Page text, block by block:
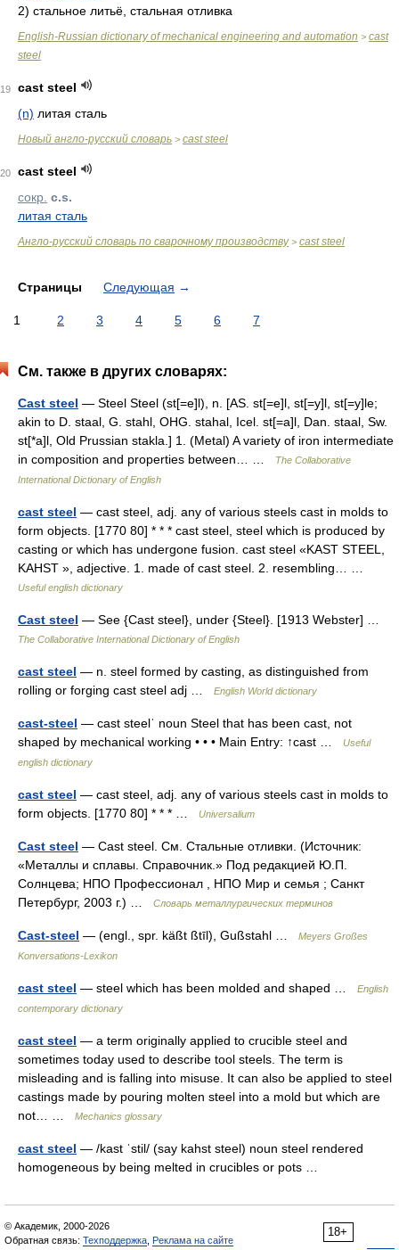
2) стальное литьё, стальная отливка
English-Russian dictionary of mechanical engineering and automation > cast
steel
19
cast steel
(n) литая сталь
Новый англо-русский словарь > cast steel
20
cast steel
сокр. c.s.
литая сталь
Англо-русский словарь по сварочному производству> cast steel
Страницы Следующая →
1 2 3 4 5 6 7
См. также в других словарях:
Cast steel — Steel Steel (st[=e]l), n. [AS. st[=e]l, st[=y]l, st[=y]le;
akin to D. staal, G. stahl, OHG. stahal, Icel. st[=a]l, Dan. staal, Sw.
st[*a]l, Old Prussian stakla.] 1. (Metal) A variety of iron intermediate
in composition and properties between… …
The Collaborative
International Dictionary of English
cast steel — cast steel, adj. any of various steels cast in molds to
form objects. [1770 80] * * * cast steel, steel which is produced by
casting or which has undergone fusion. cast steel «KAST STEEL,
KAHST », adjective. 1. made of cast steel. 2. resembling… …
Useful english dictionary
Cast steel — See {Cast steel}, under {Steel}. [1913 Webster] …
The Collaborative International Dictionary of English
cast steel — n. steel formed by casting, as distinguished from
rolling or forging cast steel adj …
English World dictionary
cast-steel — cast steelˈ noun Steel that has been cast, not
shaped by mechanical working • • • Main Entry: ↑cast …
Useful
english dictionary
cast steel — cast steel, adj. any of various steels cast in molds to
form objects. [1770 80] * * * …
Universalium
Cast steel — Cast steel. См. Стальные отливки. (Источник:
«Металлы и сплавы. Справочник.» Под редакцией Ю.П.
Солнцева; НПО Профессионал , НПО Мир и семья ; Санкт
Петербург, 2003 г.) …
Словарь металлургических терминов
Cast-steel — (engl., spr. käßt ßtīl), Gußstahl …
Meyers Großes
Konversations-Lexikon
cast steel — steel which has been molded and shaped …
English
contemporary dictionary
cast steel — a term originally applied to crucible steel and
sometimes today used to describe tool steels. The term is
misleading and is falling into misuse. It can also be applied to steel
castings made by pouring molten steel into a mold but which are
not… …
Mechanics glossary
cast steel — /kast ˈstil/ (say kahst steel) noun steel rendered
homogeneous by being melted in crucibles or pots …
18+
© Академик, 2000-2026
Обратная связь: Техподдержка Реклама на сайте